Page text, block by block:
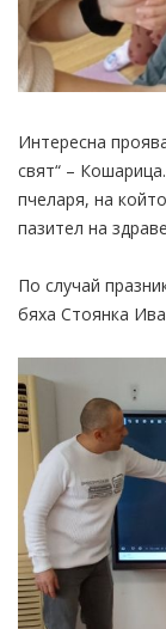
Интересна
свят“ –
пчеларя, на
пазител на
По случай
бяха Стоянка